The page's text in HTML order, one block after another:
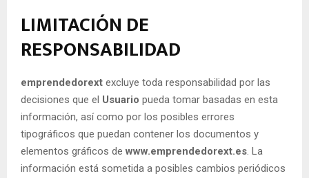
LIMITACIÓN DE
RESPONSABILIDAD
emprendedorext excluye toda responsabilidad por las
decisiones que el Usuario pueda tomar basadas en esta
información, así como por los posibles errores
tipográficos que puedan contener los documentos y
elementos gráficos de www.emprendedorext.es . La
información está sometida a posibles cambios periódicos